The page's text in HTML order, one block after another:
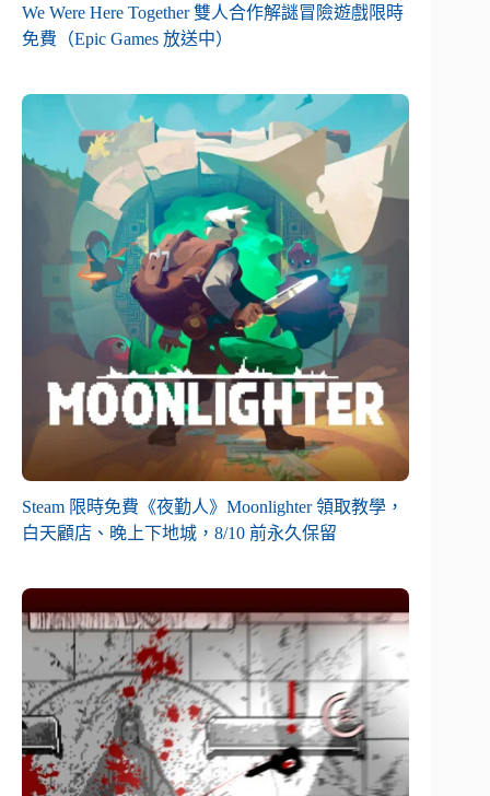
We Were Here Together 雙人合作解謎冒險遊戲限時
免費（Epic Games 放送中）
Steam 限時免費《夜勤人》Moonlighter 領取教學，
白天顧店、晚上下地城，8/10 前永久保留